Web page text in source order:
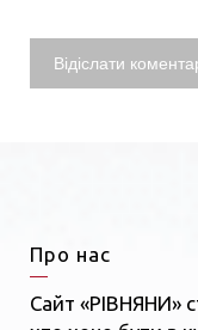
Про нас
Сайт «РІВНЯНИ»